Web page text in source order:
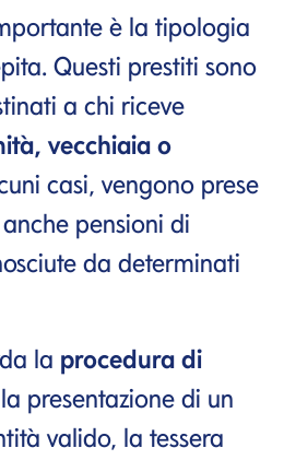
è la tipologia
Questi prestiti sono
a chi riceve
vecchiaia o
casi, vengono prese
pensioni di
da determinati
la procedura di
presentazione di un
valido, la tessera